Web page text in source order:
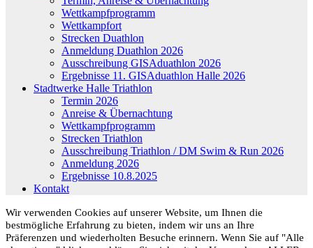
Wettkampfprogramm
Wettkampfort
Strecken Duathlon
Anmeldung Duathlon 2026
Ausschreibung GISAduathlon 2026
Ergebnisse 11. GISAduathlon Halle 2026
Stadtwerke Halle Triathlon
Termin 2026
Anreise & Übernachtung
Wettkampfprogramm
Strecken Triathlon
Ausschreibung Triathlon / DM Swim & Run 2026
Anmeldung 2026
Ergebnisse 10.8.2025
Kontakt
Wir verwenden Cookies auf unserer Website, um Ihnen die
bestmögliche Erfahrung zu bieten, indem wir uns an Ihre
Präferenzen und wiederholten Besuche erinnern. Wenn Sie auf "Alle